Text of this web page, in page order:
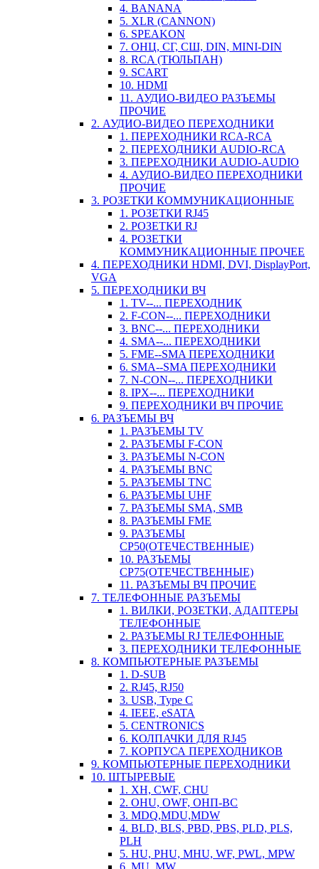
4. BANANA
5. XLR (CANNON)
6. SPEAKON
7. ОНЦ, СГ, СШ, DIN, MINI-DIN
8. RCA (ТЮЛЬПАН)
9. SCART
10. HDMI
11. АУДИО-ВИДЕО РАЗЪЕМЫ
ПРОЧИЕ
2. АУДИО-ВИДЕО ПЕРЕХОДНИКИ
1. ПЕРЕХОДНИКИ RCA-RCA
2. ПЕРЕХОДНИКИ AUDIO-RCA
3. ПЕРЕХОДНИКИ AUDIO-AUDIO
4. АУДИО-ВИДЕО ПЕРЕХОДНИКИ
ПРОЧИЕ
3. РОЗЕТКИ КОММУНИКАЦИОННЫЕ
1. РОЗЕТКИ RJ45
2. РОЗЕТКИ RJ
4. РОЗЕТКИ
КОММУНИКАЦИОННЫЕ ПРОЧЕЕ
4. ПЕРЕХОДНИКИ HDMI, DVI, DisplayPort,
VGA
5. ПЕРЕХОДНИКИ ВЧ
1. TV--... ПЕРЕХОДНИК
2. F-CON--... ПЕРЕХОДНИКИ
3. BNC--... ПЕРЕХОДНИКИ
4. SMA--... ПЕРЕХОДНИКИ
5. FME--SMA ПЕРЕХОДНИКИ
6. SMA--SMA ПЕРЕХОДНИКИ
7. N-CON--... ПЕРЕХОДНИКИ
8. IPX--... ПЕРЕХОДНИКИ
9. ПЕРЕХОДНИКИ ВЧ ПРОЧИЕ
6. РАЗЪЕМЫ ВЧ
1. РАЗЪЕМЫ TV
2. РАЗЪЕМЫ F-CON
3. РАЗЪЕМЫ N-CON
4. РАЗЪЕМЫ BNC
5. РАЗЪЕМЫ TNC
6. РАЗЪЕМЫ UHF
7. РАЗЪЕМЫ SMA, SMB
8. РАЗЪЕМЫ FME
9. РАЗЪЕМЫ
СР50(ОТЕЧЕСТВЕННЫЕ)
10. РАЗЪЕМЫ
СР75(ОТЕЧЕСТВЕННЫЕ)
11. РАЗЪЕМЫ ВЧ ПРОЧИЕ
7. ТЕЛЕФОННЫЕ РАЗЪЕМЫ
1. ВИЛКИ, РОЗЕТКИ, АДАПТЕРЫ
ТЕЛЕФОННЫЕ
2. РАЗЪЕМЫ RJ ТЕЛЕФОННЫЕ
3. ПЕРЕХОДНИКИ ТЕЛЕФОННЫЕ
8. КОМПЬЮТЕРНЫЕ РАЗЪЕМЫ
1. D-SUB
2. RJ45, RJ50
3. USB, Type C
4. IEEE, eSATA
5. CENTRONICS
6. КОЛПАЧКИ ДЛЯ RJ45
7. КОРПУСА ПЕРЕХОДНИКОВ
9. КОМПЬЮТЕРНЫЕ ПЕРЕХОДНИКИ
10. ШТЫРЕВЫЕ
1. XH, CWF, CHU
2. OHU, OWF, ОНП-ВС
3. MDQ,MDU,MDW
4. BLD, BLS, PBD, PBS, PLD, PLS,
PLH
5. HU, PHU, MHU, WF, PWL, MPW
6. MU, MW